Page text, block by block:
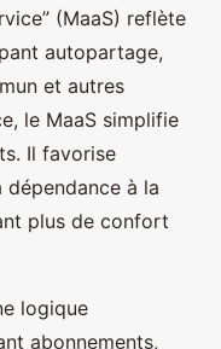
(MaaS) reflète
autopartage,
et autres
le MaaS simplifie
Il favorise
dépendance à la
plus de confort
logique
abonnements,